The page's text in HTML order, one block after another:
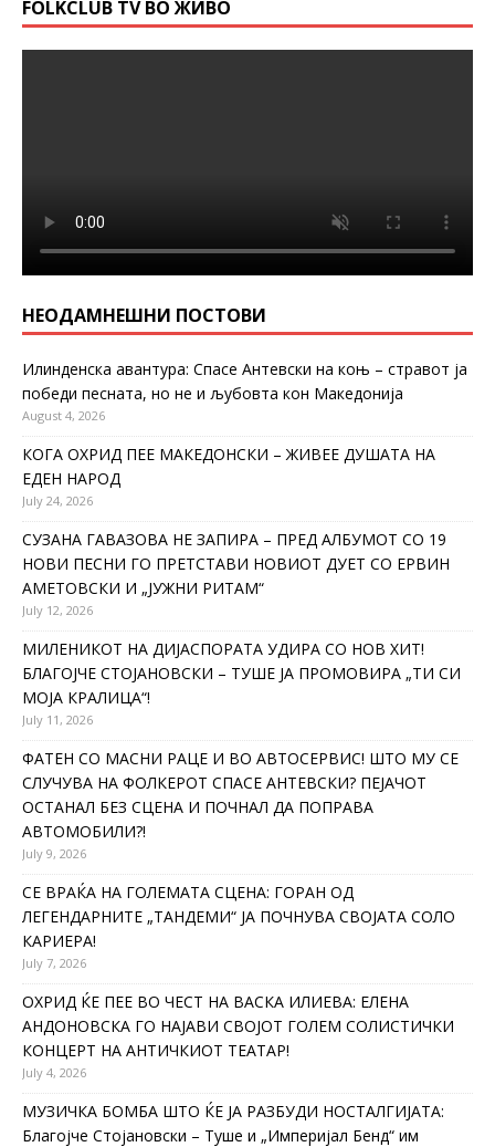
FOLKCLUB TV ВО ЖИВО
НЕОДАМНЕШНИ ПОСТОВИ
Илинденска авантура: Спасе Антевски на коњ – стравот ја
победи песната, но не и љубовта кон Македонија
August 4, 2026
КОГА ОХРИД ПЕЕ МАКЕДОНСКИ – ЖИВЕЕ ДУШАТА НА
ЕДЕН НАРОД
July 24, 2026
СУЗАНА ГАВАЗОВА НЕ ЗАПИРА – ПРЕД АЛБУМОТ СО 19
НОВИ ПЕСНИ ГО ПРЕТСТАВИ НОВИОТ ДУЕТ СО ЕРВИН
АМЕТОВСКИ И „ЈУЖНИ РИТАМ“
July 12, 2026
МИЛЕНИКОТ НА ДИЈАСПОРАТА УДИРА СО НОВ ХИТ!
БЛАГОЈЧЕ СТОЈАНОВСКИ – ТУШЕ ЈА ПРОМОВИРА „ТИ СИ
МОЈА КРАЛИЦА“!
July 11, 2026
ФАТЕН СО МАСНИ РАЦЕ И ВО АВТОСЕРВИС! ШТО МУ СЕ
СЛУЧУВА НА ФОЛКЕРОТ СПАСЕ АНТЕВСКИ? ПЕЈАЧОТ
ОСТАНАЛ БЕЗ СЦЕНА И ПОЧНАЛ ДА ПОПРАВА
АВТОМОБИЛИ?!
July 9, 2026
СЕ ВРАЌА НА ГОЛЕМАТА СЦЕНА: ГОРАН ОД
ЛЕГЕНДАРНИТЕ „ТАНДЕМИ“ ЈА ПОЧНУВА СВОЈАТА СОЛО
КАРИЕРА!
July 7, 2026
ОХРИД ЌЕ ПЕЕ ВО ЧЕСТ НА ВАСКА ИЛИЕВА: ЕЛЕНА
АНДОНОВСКА ГО НАЈАВИ СВОЈОТ ГОЛЕМ СОЛИСТИЧКИ
КОНЦЕРТ НА АНТИЧКИОТ ТЕАТАР!
July 4, 2026
МУЗИЧКА БОМБА ШТО ЌЕ ЈА РАЗБУДИ НОСТАЛГИЈАТА:
Благојче Стојановски – Туше и „Империјал Бенд“ им